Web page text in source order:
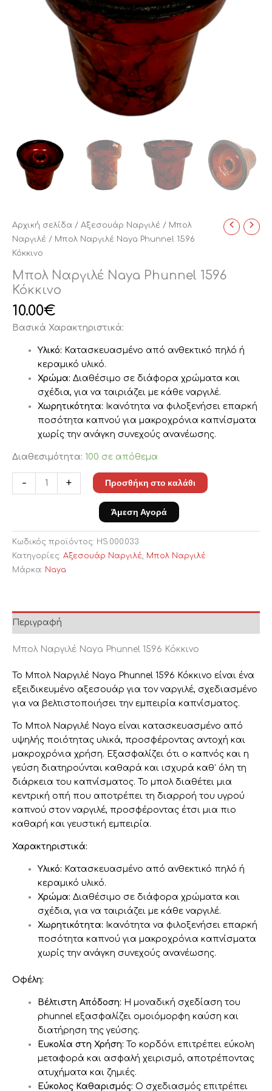
Αρχική σελίδα / Αξεσουάρ Ναργιλέ / Μπολ
Ναργιλέ / Μπολ Ναργιλέ Naya Phunnel 1596
Κόκκινο
Μπολ Ναργιλέ Naya Phunnel 1596
Κόκκινο
10.00€
Βασικά Χαρακτηριστικά:
Υλικό: Κατασκευασμένο από ανθεκτικό πηλό ή
κεραμικό υλικό.
Χρώμα: Διαθέσιμο σε διάφορα χρώματα και
σχέδια, για να ταιριάζει με κάθε ναργιλέ.
Χωρητικότητα: Ικανότητα να φιλοξενήσει επαρκή
ποσότητα καπνού για μακροχρόνια καπνίσματα
χωρίς την ανάγκη συνεχούς ανανέωσης.
Διαθεσιμότητα: 100 σε απόθεμα
- + Προσθήκη στο καλάθι
Άμεση Αγορά
Κωδικός προϊόντος: HS.000.033
Κατηγορίες: Αξεσουάρ Ναργιλέ, Μπολ Ναργιλέ
Μάρκα: Naya
Περιγραφή
Μπολ Ναργιλέ Naya Phunnel 1596 Κόκκινο
Το Μπολ Ναργιλέ Naya Phunnel 1596 Κόκκινο είναι ένα
εξειδικευμένο αξεσουάρ για τον ναργιλέ, σχεδιασμένο
για να βελτιστοποιήσει την εμπειρία καπνίσματος.
Το Μπολ Ναργιλέ Naya είναι κατασκευασμένο από
υψηλής ποιότητας υλικά, προσφέροντας αντοχή και
μακροχρόνια χρήση. Εξασφαλίζει ότι ο καπνός και η
γεύση διατηρούνται καθαρά και ισχυρά καθ’ όλη τη
διάρκεια του καπνίσματος. Το μπολ διαθέτει μια
κεντρική οπή που αποτρέπει τη διαρροή του υγρού
καπνού στον ναργιλέ, προσφέροντας έτσι μια πιο
καθαρή και γευστική εμπειρία.
Χαρακτηριστικά:
Υλικό: Κατασκευασμένο από ανθεκτικό πηλό ή
κεραμικό υλικό.
Χρώμα: Διαθέσιμο σε διάφορα χρώματα και
σχέδια, για να ταιριάζει με κάθε ναργιλέ.
Χωρητικότητα: Ικανότητα να φιλοξενήσει επαρκή
ποσότητα καπνού για μακροχρόνια καπνίσματα
χωρίς την ανάγκη συνεχούς ανανέωσης.
Οφέλη:
Βέλτιστη Απόδοση: Η μοναδική σχεδίαση του
phunnel εξασφαλίζει ομοιόμορφη καύση και
διατήρηση της γεύσης.
Ευκολία στη Χρήση: Το κορδόνι επιτρέπει εύκολη
μεταφορά και ασφαλή χειρισμό, αποτρέποντας
ατυχήματα και ζημιές.
Εύκολος Καθαρισμός: Ο σχεδιασμός επιτρέπει